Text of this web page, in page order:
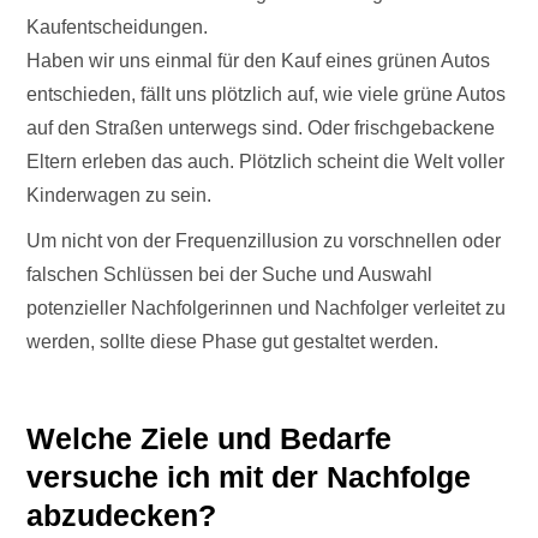
Kaufentscheidungen.
Haben wir uns einmal für den Kauf eines grünen Autos
entschieden, fällt uns plötzlich auf, wie viele grüne Autos
auf den Straßen unterwegs sind. Oder frischgebackene
Eltern erleben das auch. Plötzlich scheint die Welt voller
Kinderwagen zu sein.
Um nicht von der Frequenzillusion zu vorschnellen oder
falschen Schlüssen bei der Suche und Auswahl
potenzieller Nachfolgerinnen und Nachfolger verleitet zu
werden, sollte diese Phase gut gestaltet werden.
Welche Ziele und Bedarfe
versuche ich mit der Nachfolge
abzudecken?